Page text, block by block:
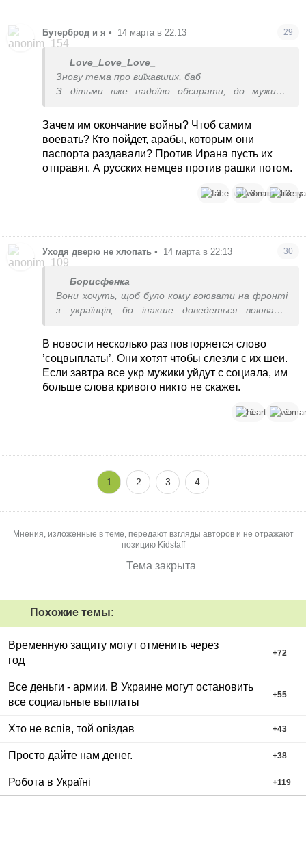
Бутерброд и я • 14 марта в 22:13 29
Love_Love_Love_
Знову тема про виїхавших, баб
З дітьми вже надоїло обсирати, до мужиків
Німці нехай посприяють закінченню війни і всі
повернуться додому, наз їх Німеччина кому впала
Зачем им окончание войны? Чтоб самим
воевать? Кто пойдет, арабы, которым они
паспорта раздавали? Против Ирана пусть их
отправят. А русских немцев против рашки потом.
3 3 3
Уходя дверю не хлопать • 14 марта в 22:13 30
Борисфенка
Вони хочуть, щоб було кому воювати на фронті
з українців, бо інакше доведеться воювати
В новости несколько раз повторяется слово
’соцвыплаты’. Они хотят чтобы слезли с их шеи.
Если завтра все укр мужики уйдут с социала, им
больше слова кривого никто не скажет.
1 1
1 2 3 4
Мнения, изложенные в теме, передают взгляды авторов и не отражают
позицию Kidstaff
Тема закрыта
Похожие темы:
Временную защиту могут отменить через
год
+72
Все деньги - армии. В Украине могут остановить
все социальные выплаты
+55
Хто не вспів, той опіздав +43
Просто дайте нам денег. +38
Робота в Україні +119